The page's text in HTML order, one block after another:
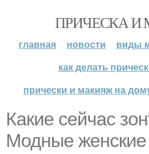
ПРИЧЕСКА
главная новости
виды
как делать
прически и макияж на
Какие сейчас
Модные